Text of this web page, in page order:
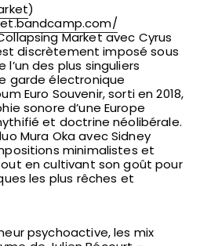
)
Market avec Cyrus
discrètement imposé sous
des plus singuliers
garde électronique
Euro Souvenir, sorti en 2018,
sonore d’une Europe
et doctrine néolibérale.
Mura Oka avec Sidney
minimalistes et
en cultivant son goût pour
les plus rêches et
psychoactive, les mix